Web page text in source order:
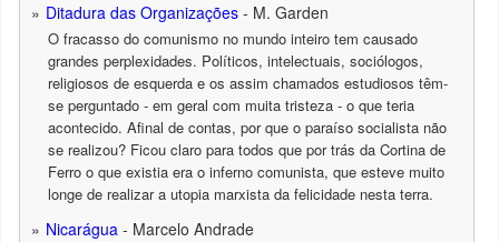
Ditadura das Organizações - M. Garden
O fracasso do comunismo no mundo inteiro tem causado
grandes perplexidades. Políticos, intelectuais, sociólogos,
religiosos de esquerda e os assim chamados estudiosos têm-
se perguntado - em geral com muita tristeza - o que teria
acontecido. Afinal de contas, por que o paraíso socialista não
se realizou? Ficou claro para todos que por trás da Cortina de
Ferro o que existia era o inferno comunista, que esteve muito
longe de realizar a utopia marxista da felicidade nesta terra.
Nicarágua - Marcelo Andrade